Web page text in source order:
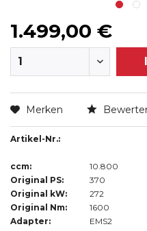
1.499,00 €
Merken
Artikel-Nr.:
ccm:
10.800
Original PS:
370
Original kW:
272
Original Nm:
1600
Adapter:
EMS2